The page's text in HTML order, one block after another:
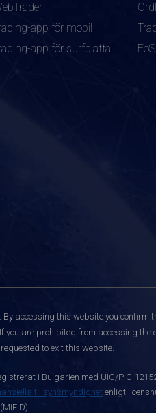
app för mobil
app för surfplatta
FoS
By accessing this website you confirm
are prohibited from accessing
to exit this website.
i Bulgarien med UIC/PIC
tillsynsmyndighet enligt